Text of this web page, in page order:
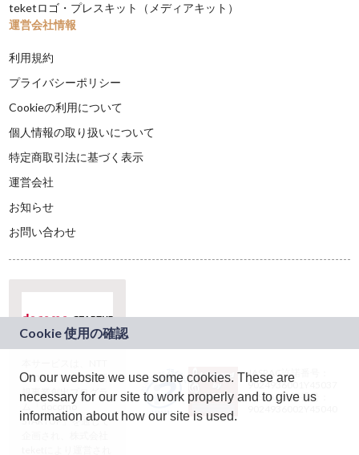
teketロゴ・プレスキット（メディアキット）
運営会社情報
利用規約
プライバシーポリシー
Cookieの利用について
個人情報の取り扱いについて
特定商取引法に基づく表示
運営会社
お知らせ
お問い合わせ
ドコモグループの新
規事業創出プログラ
ム「docomo
STARTUP」を通じて
JASRAC許諾番号：
9024936001Y45037
JASRAC許諾番号：
On our website we use some cookies. These are
necessary for our site to work properly and to give us
information about how our site is used.